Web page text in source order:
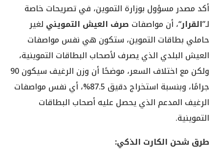
أكد مصدر مسؤول بوزارة التموين، في تصريحات خاصة
لـ”القرار“، أن مواصفات صرف العيش التمويني لغير
حاملي بطاقات التموين، ستكون هي نفس مواصفات
العيش البلدي الذي يصرف لأصحاب البطاقات التموينية،
ولكن مع اختلاف السعر، موضحًا أن وزن الرغيف سيكون 90
جرامًا، وبنسبة استخراج دقيق 87.5%، أي نفس مواصفات
الرغيف المدعم الذي يحصل عليه أصحاب البطاقات
التموينية.
طرق شحن الكارت الذكي: